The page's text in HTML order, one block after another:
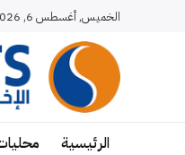
الخميس, أغسطس 6, 2026
الرئيسية